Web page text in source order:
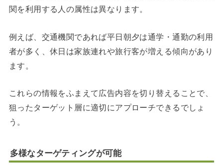
関を利用する人の属性は異なります。
例えば、交通機関であれば平日朝夕は通学・通勤の利用
者が多く、休日は家族連れや旅行客が増える傾向があり
ます。
これらの情報をふまえて広告内容を切り替えることで、
狙ったターゲット層に適切にアプローチできるでしょ
う。
多様なターゲティングが可能